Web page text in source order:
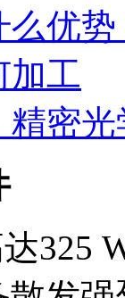
么优势
加工
精密
325